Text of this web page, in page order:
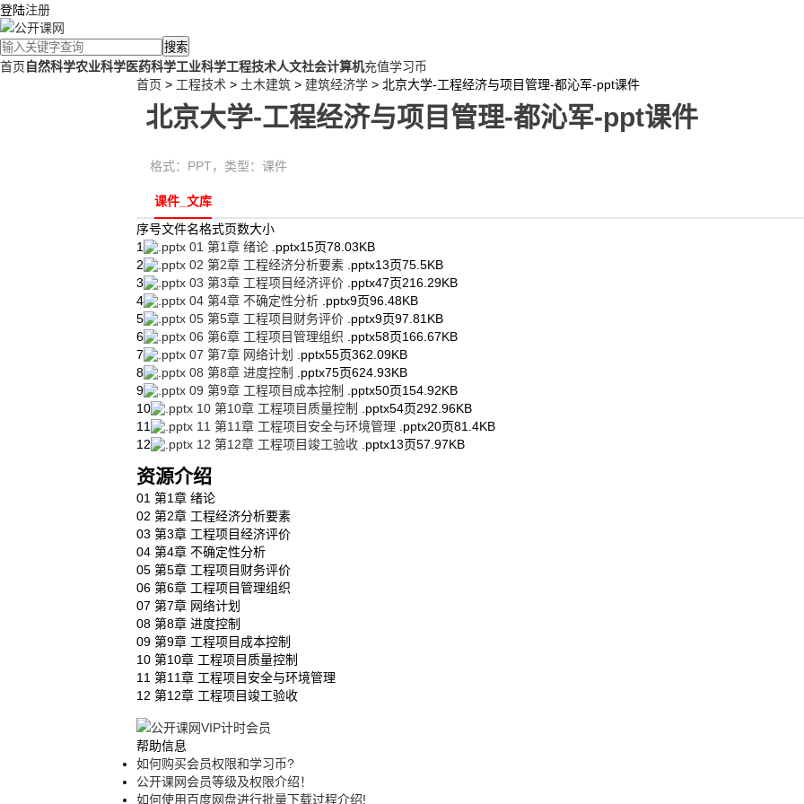
登陆注册
搜索
首页自然科学农业科学医药科学工业科学工程技术人文社会计算机充值学习币
首页 > 工程技术 > 土木建筑 > 建筑经济学 > 北京大学-工程经济与项目管理-都沁军-ppt课件
北京大学-工程经济与项目管理-都沁军-ppt课件
格式： PPT，类型： 课件
课件_文库
序号文件名格式页数大小
1
01 第1章 绪论 .pptx15页78.03KB
2
02 第2章 工程经济分析要素 .pptx13页75.5KB
3
03 第3章 工程项目经济评价 .pptx47页216.29KB
4
04 第4章 不确定性分析 .pptx9页96.48KB
5
05 第5章 工程项目财务评价 .pptx9页97.81KB
6
06 第6章 工程项目管理组织 .pptx58页166.67KB
7
07 第7章 网络计划 .pptx55页362.09KB
8
08 第8章 进度控制 .pptx75页624.93KB
9
09 第9章 工程项目成本控制 .pptx50页154.92KB
10
10 第10章 工程项目质量控制 .pptx54页292.96KB
11
11 第11章 工程项目安全与环境管理 .pptx20页81.4KB
12
12 第12章 工程项目竣工验收 .pptx13页57.97KB
资源介绍
01 第1章 绪论
02 第2章 工程经济分析要素
03 第3章 工程项目经济评价
04 第4章 不确定性分析
05 第5章 工程项目财务评价
06 第6章 工程项目管理组织
07 第7章 网络计划
08 第8章 进度控制
09 第9章 工程项目成本控制
10 第10章 工程项目质量控制
11 第11章 工程项目安全与环境管理
12 第12章 工程项目竣工验收
帮助信息
如何购买会员权限和学习币?
公开课网会员等级及权限介绍！
如何使用百度网盘进行批量下载过程介绍!